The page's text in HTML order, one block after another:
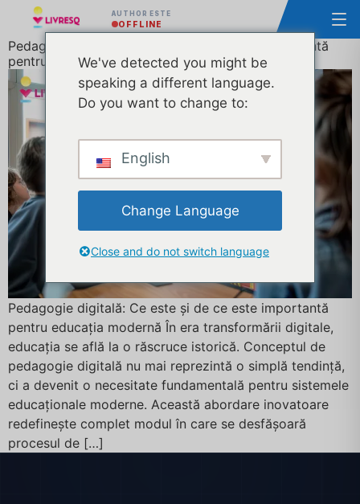
AUTHOR ESTE
OFFLINE
Pedagogie digitală: Ce este și de ce este importantă
pentru educația modernă
Pedagogie digitală: Ce este și de ce este importantă
pentru educația modernă În era transformării digitale,
educația se află la o răscruce istorică. Conceptul de
pedagogie digitală nu mai reprezintă o simplă tendință,
ci a devenit o necesitate fundamentală pentru sistemele
educaționale moderne. Această abordare inovatoare
redefinește complet modul în care se desfășoară
procesul de […]
We've detected you might be
speaking a different language.
Do you want to change to:
English
Change Language
Close and do not switch language